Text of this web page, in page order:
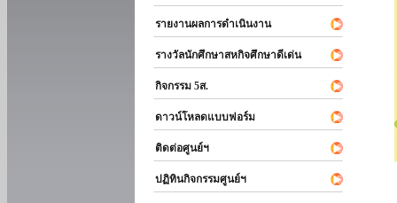
รายงานผลการดำเนินงาน
รางวัลนักศึกษาสหกิจศึกษาดีเด่น
กิจกรรม 5ส.
ดาวน์โหลดแบบฟอร์ม
ติดต่อศูนย์ฯ
ปฏิทินกิจกรรมศูนย์ฯ